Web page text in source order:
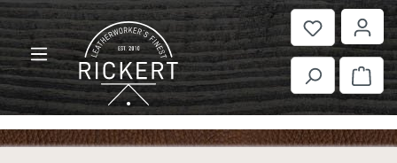
Zum Hauptinhalt springen